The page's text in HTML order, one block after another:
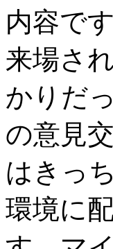
内容です
来場さ
かりだ
の意見
はきっ
環境に